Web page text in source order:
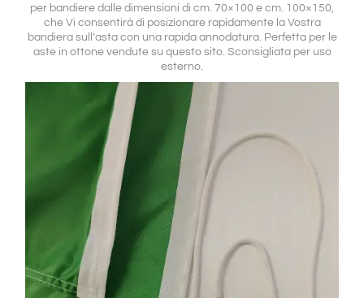
per bandiere dalle dimensioni di cm. 70×100 e cm. 100×150,
che Vi consentirà di posizionare rapidamente la Vostra
bandiera sull’asta con una rapida annodatura. Perfetta per le
aste in ottone vendute su questo sito. Sconsigliata per uso
esterno.